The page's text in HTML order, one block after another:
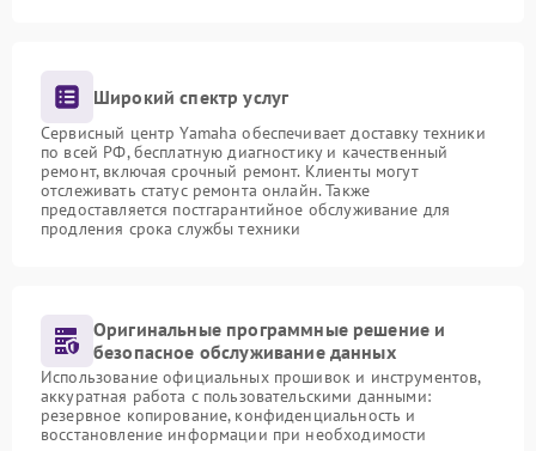
Широкий спектр услуг
Сервисный центр Yamaha обеспечивает доставку техники
по всей РФ, бесплатную диагностику и качественный
ремонт, включая срочный ремонт. Клиенты могут
отслеживать статус ремонта онлайн. Также
предоставляется постгарантийное обслуживание для
продления срока службы техники
Оригинальные программные решение и
безопасное обслуживание данных
Использование официальных прошивок и инструментов,
аккуратная работа с пользовательскими данными:
резервное копирование, конфиденциальность и
восстановление информации при необходимости